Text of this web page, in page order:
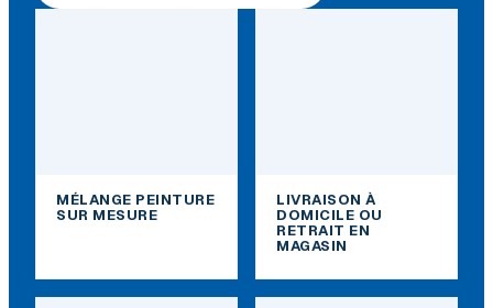
MÉLANGE PEINTURE
SUR MESURE
LIVRAISON À
DOMICILE OU
RETRAIT EN
MAGASIN